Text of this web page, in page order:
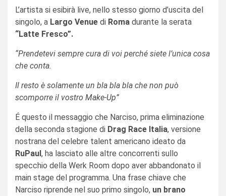
L’artista si esibirà live, nello stesso giorno d’uscita del
singolo, a Largo Venue di Roma durante la serata
“Latte Fresco”.
“Prendetevi sempre cura di voi perché siete l’unica cosa
che conta.
Il resto è solamente un bla bla bla che non può
scomporre il vostro Make-Up”
É questo il messaggio che Narciso, prima eliminazione
della seconda stagione di Drag Race Italia, versione
nostrana del celebre talent americano ideato da
RuPaul, ha lasciato alle altre concorrenti sullo
specchio della Werk Room dopo aver abbandonato il
main stage del programma. Una frase chiave che
Narciso riprende nel suo primo singolo, un brano